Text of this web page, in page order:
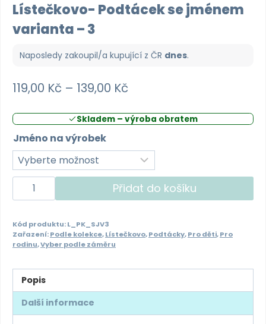
Lístečkovo- Podtácek se jménem
varianta – 3
Naposledy zakoupil/a kupující z ČR dnes.
119,00 Kč – 139,00 Kč
119,00 Kč
139,00 Kč
Skladem – výroba obratem
Jméno na výrobek
Lístečkovo-
Podtácek
jménem
varianta
3
množství
Přidat do košíku
Kód produktu:L_PK_SJV3
Zařazení:Podle kolekce,Lístečkovo,Podtácky,Pro děti,Pro
rodinu,Vyber podle záměru
Popis
Další informace